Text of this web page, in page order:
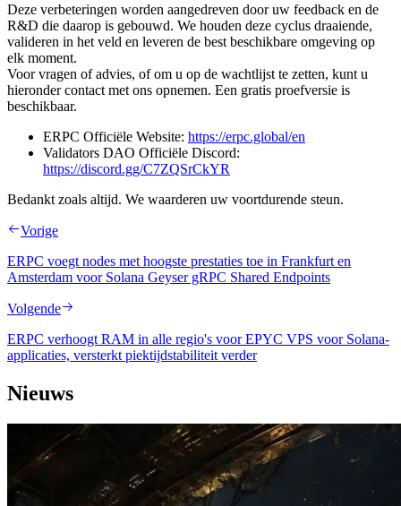
Deze verbeteringen worden aangedreven door uw feedback en de
R&D die daarop is gebouwd. We houden deze cyclus draaiende,
valideren in het veld en leveren de best beschikbare omgeving op
elk moment.
Voor vragen of advies, of om u op de wachtlijst te zetten, kunt u
hieronder contact met ons opnemen. Een gratis proefversie is
beschikbaar.
ERPC Officiële Website: https://erpc.global/en
Validators DAO Officiële Discord:
https://discord.gg/C7ZQSrCkYR
Bedankt zoals altijd. We waarderen uw voortdurende steun.
Vorige
ERPC voegt nodes met hoogste prestaties toe in Frankfurt en
Amsterdam voor Solana Geyser gRPC Shared Endpoints
Volgende
ERPC verhoogt RAM in alle regio's voor EPYC VPS voor Solana-
applicaties, versterkt piektijdstabiliteit verder
Nieuws